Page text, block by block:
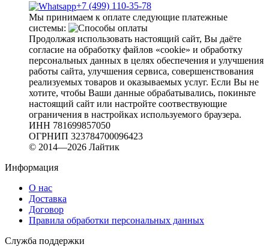
+7 (499) 110-35-78
Мы принимаем к оплате следующие платежные
системы:
Продолжая использовать настоящий сайт, Вы даёте
согласие на обработку файлов «cookie» и обработку
персональных данных в целях обеспечения и улучшения
работы сайта, улучшения сервиса, совершенствования
реализуемых товаров и оказываемых услуг. Если Вы не
хотите, чтобы Ваши данные обрабатывались, покиньте
настоящий сайт или настройте соотвествующие
ограничения в настройках используемого браузера.
ИНН 781699857050
ОГРНИП 323784700096423
© 2014—2026 Лайтик
Информация
О нас
Доставка
Договор
Правила обработки персональных данных
Служба поддержки